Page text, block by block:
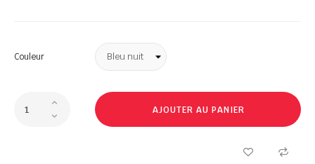
Couleur
AJOUTER AU PANIER